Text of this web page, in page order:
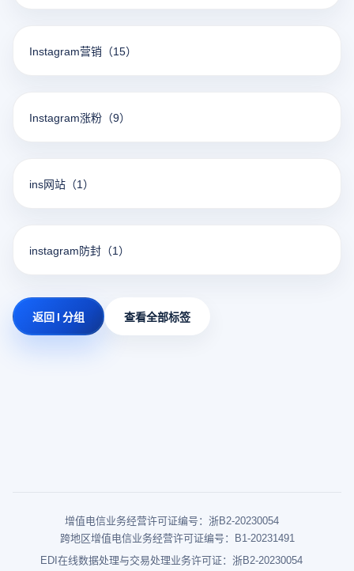
Instagram营销 （15）
Instagram涨粉 （9）
ins网站 （1）
instagram防封 （1）
返回 I 分组 查看全部标签
增值电信业务经营许可证编号：浙B2-20230054
跨地区增值电信业务经营许可证编号：B1-20231491
EDI在线数据处理与交易处理业务许可证：浙B2-20230054